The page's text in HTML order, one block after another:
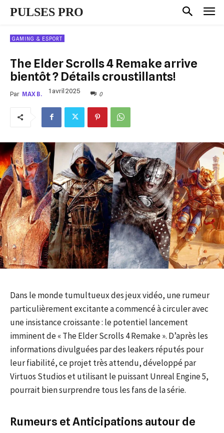
PULSES PRO
GAMING & ESPORT
The Elder Scrolls 4 Remake arrive
bientôt ? Détails croustillants!
Par MAX B. 1 avril 2025 0
Dans le monde tumultueux des jeux vidéo, une rumeur
particulièrement excitante a commencé à circuler avec
une insistance croissante : le potentiel lancement
imminent de « The Elder Scrolls 4 Remake ». D’après les
informations divulguées par des leakers réputés pour
leur fiabilité, ce projet très attendu, développé par
Virtuos Studios et utilisant le puissant Unreal Engine 5,
pourrait bien surprendre tous les fans de la série.
Rumeurs et Anticipations autour de